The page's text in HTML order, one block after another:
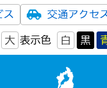
ス 交通アクセ
大 表示色 白 黒